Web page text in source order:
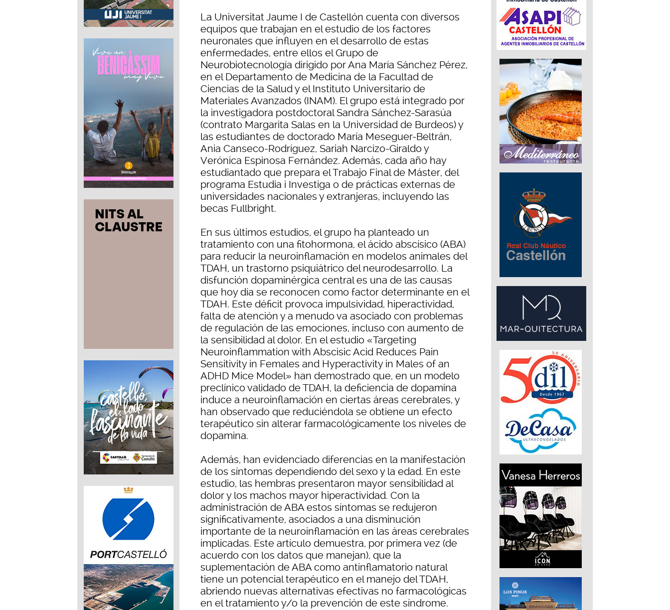
La Universitat Jaume I de Castellón cuenta con diversos
equipos que trabajan en el estudio de los factores
neuronales que influyen en el desarrollo de estas
enfermedades, entre ellos el Grupo de
Neurobiotecnología dirigido por Ana María Sánchez Pérez,
en el Departamento de Medicina de la Facultad de
Ciencias de la Salud y el Instituto Universitario de
Materiales Avanzados (INAM). El grupo está integrado por
la investigadora postdoctoral Sandra Sánchez-Sarasúa
(contrato Margarita Salas en la Universidad de Burdeos) y
las estudiantes de doctorado María Meseguer-Beltrán,
Ania Canseco-Rodríguez, Sariah Narcizo-Giraldo y
Verónica Espinosa Fernández. Además, cada año hay
estudiantado que prepara el Trabajo Final de Máster, del
programa Estudia i Investiga o de prácticas externas de
universidades nacionales y extranjeras, incluyendo las
becas Fullbright.
En sus últimos estudios, el grupo ha planteado un
tratamiento con una fitohormona, el ácido abscísico (ABA)
para reducir la neuroinflamación en modelos animales del
TDAH, un trastorno psiquiátrico del neurodesarrollo. La
disfunción dopaminérgica central es una de las causas
que hoy día se reconocen como factor determinante en el
TDAH. Este déficit provoca impulsividad, hiperactividad,
falta de atención y a menudo va asociado con problemas
de regulación de las emociones, incluso con aumento de
la sensibilidad al dolor. En el estudio «Targeting
Neuroinflammation with Abscisic Acid Reduces Pain
Sensitivity in Females and Hyperactivity in Males of an
ADHD Mice Model» han demostrado que, en un modelo
preclínico validado de TDAH, la deficiencia de dopamina
induce a neuroinflamación en ciertas áreas cerebrales, y
han observado que reduciéndola se obtiene un efecto
terapéutico sin alterar farmacológicamente los niveles de
dopamina.
Además, han evidenciado diferencias en la manifestación
de los síntomas dependiendo del sexo y la edad. En este
estudio, las hembras presentaron mayor sensibilidad al
dolor y los machos mayor hiperactividad. Con la
administración de ABA estos síntomas se redujeron
significativamente, asociados a una disminución
importante de la neuroinflamación en las áreas cerebrales
implicadas. Este artículo demuestra, por primera vez (de
acuerdo con los datos que manejan), que la
suplementación de ABA como antinflamatorio natural
tiene un potencial terapéutico en el manejo del TDAH,
abriendo nuevas alternativas efectivas no farmacológicas
en el tratamiento y/o la prevención de este síndrome.